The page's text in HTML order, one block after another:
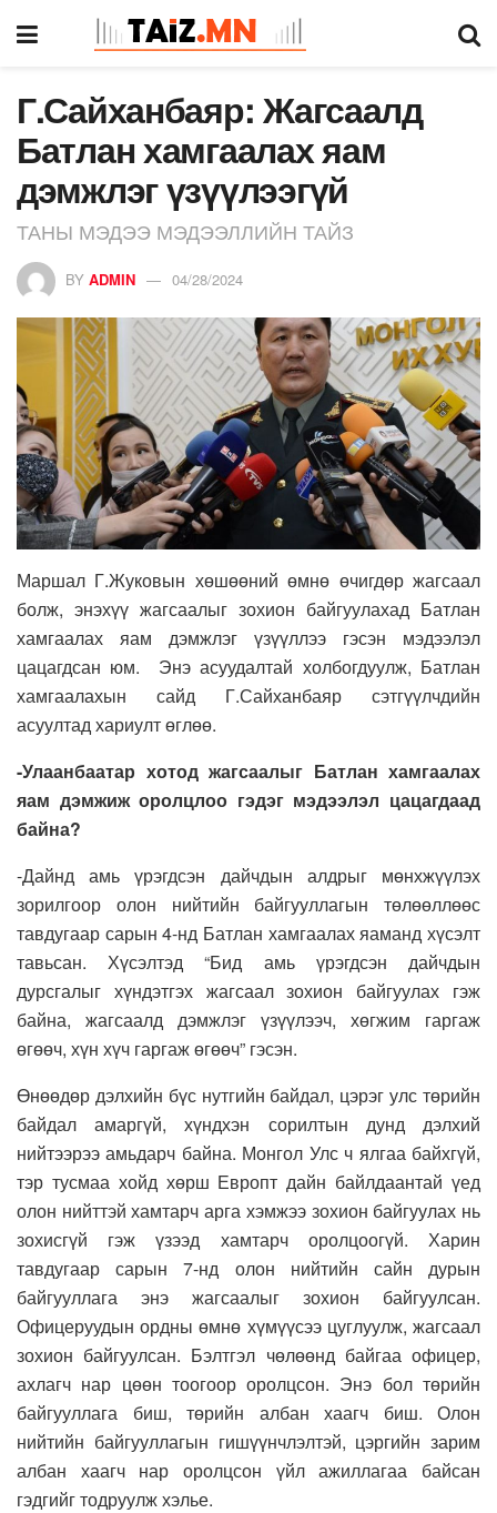
Г.Сайханбаяр: Жагсаалд
Батлан хамгаалах яам
дэмжлэг үзүүлээгүй
ТАНЫ МЭДЭЭ МЭДЭЭЛЛИЙН ТАЙЗ
BY ADMIN 04/28/2024
Маршал Г.Жуковын хөшөөний өмнө өчигдөр жагсаал
болж, энэхүү жагсаалыг зохион байгуулахад Батлан
хамгаалах яам дэмжлэг үзүүллээ гэсэн мэдээлэл
цацагдсан юм. Энэ асуудалтай холбогдуулж, Батлан
хамгаалахын сайд Г.Сайханбаяр сэтгүүлчдийн
асуултад хариулт өглөө.
-Улаанбаатар хотод жагсаалыг Батлан хамгаалах
яам дэмжиж оролцлоо гэдэг мэдээлэл цацагдаад
байна?
-Дайнд амь үрэгдсэн дайчдын алдрыг мөнхжүүлэх
зорилгоор олон нийтийн байгууллагын төлөөллөөс
тавдугаар сарын 4-нд Батлан хамгаалах яаманд хүсэлт
тавьсан. Хүсэлтэд “Бид амь үрэгдсэн дайчдын
дурсгалыг хүндэтгэх жагсаал зохион байгуулах гэж
байна, жагсаалд дэмжлэг үзүүлээч, хөгжим гаргаж
өгөөч, хүн хүч гаргаж өгөөч” гэсэн.
Өнөөдөр дэлхийн бүс нутгийн байдал, цэрэг улс төрийн
байдал амаргүй, хүндхэн сорилтын дунд дэлхий
нийтээрээ амьдарч байна. Монгол Улс ч ялгаа байхгүй,
тэр тусмаа хойд хөрш Европт дайн байлдаантай үед
олон нийттэй хамтарч арга хэмжээ зохион байгуулах нь
зохисгүй гэж үзээд хамтарч оролцоогүй. Харин
тавдугаар сарын 7-нд олон нийтийн сайн дурын
байгууллага энэ жагсаалыг зохион байгуулсан.
Офицеруудын ордны өмнө хүмүүсээ цуглуулж, жагсаал
зохион байгуулсан. Бэлтгэл чөлөөнд байгаа офицер,
ахлагч нар цөөн тоогоор оролцсон. Энэ бол төрийн
байгууллага биш, төрийн албан хаагч биш. Олон
нийтийн байгууллагын гишүүнчлэлтэй, цэргийн зарим
албан хаагч нар оролцсон үйл ажиллагаа байсан
гэдгийг тодруулж хэлье.